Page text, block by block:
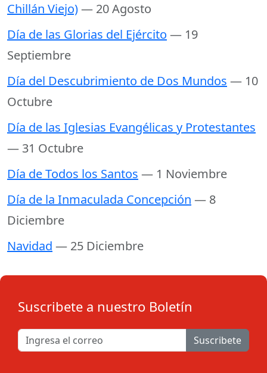
Chillán Viejo)— 20 Agosto
Día de las Glorias del Ejército — 19
Septiembre
Día del Descubrimiento de Dos Mundos — 10
Octubre
Día de las Iglesias Evangélicas y Protestantes
— 31 Octubre
Día de Todos los Santos — 1 Noviembre
Día de la Inmaculada Concepción — 8
Diciembre
Navidad — 25 Diciembre
Suscribete a nuestro Boletín
Suscribete